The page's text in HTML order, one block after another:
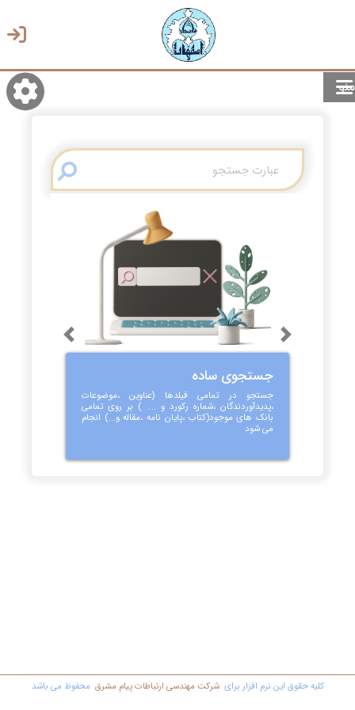
منو
انتخاب زبان
جستجوی ساده
جستجو در تمامی فیلدها (عناوین ،موضوعات
،پدیدآوردندگان ،شماره رکورد و .... ) بر روی تمامی
بانک های موجود(کتاب ،پایان نامه ،مقاله و...) انجام
می شود
Previous Next
کليه حقوق اين نرم افزار برای شرکت مهندسي ارتباطات پیام مشرق محفوظ مي باشد